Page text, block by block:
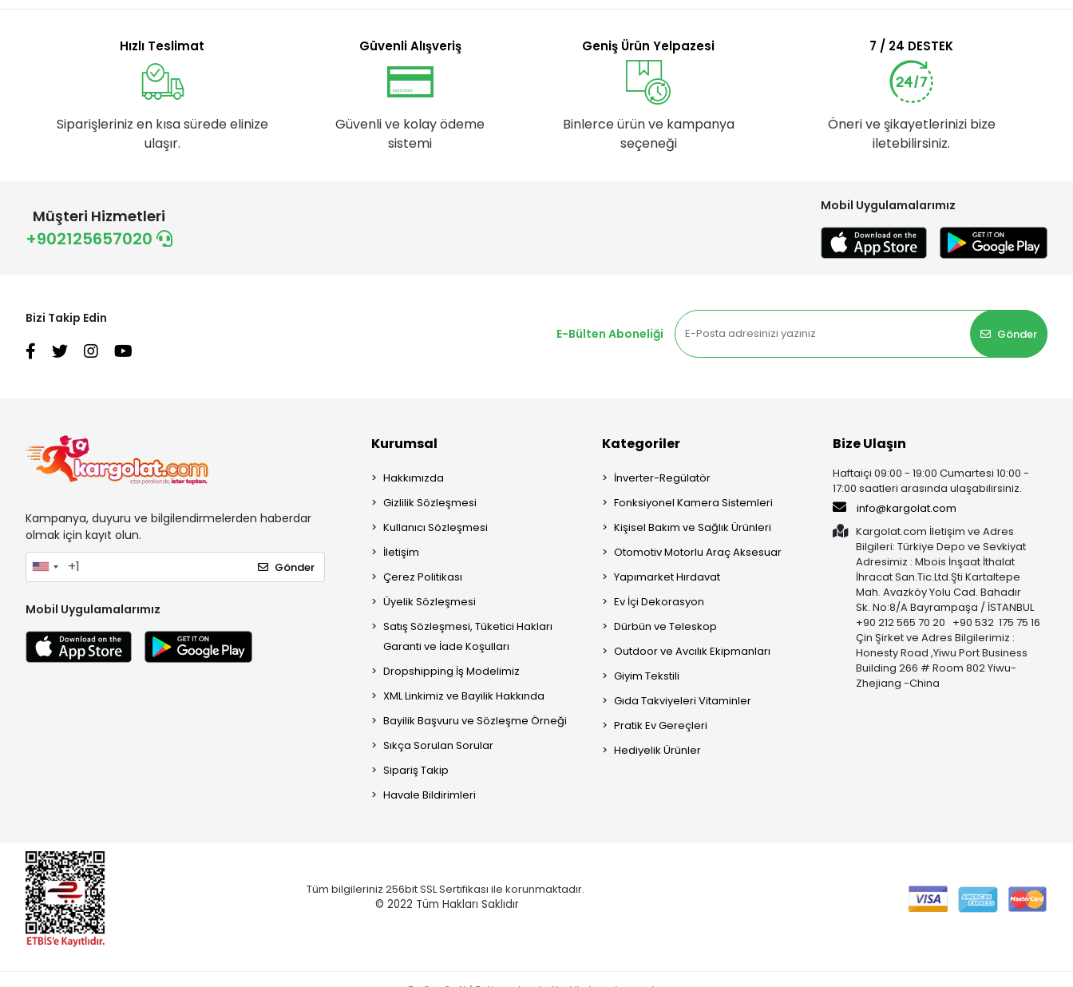
Hızlı Teslimat
Siparişleriniz en kısa sürede elinize
ulaşır.
Güvenli Alışveriş
Güvenli ve kolay ödeme
sistemi
Geniş Ürün Yelpazesi
Binlerce ürün ve kampanya
seçeneği
7 / 24 DESTEK
Öneri ve şikayetlerinizi bize
iletebilirsiniz.
Müşteri Hizmetleri
+902125657020
Mobil Uygulamalarımız
Bizi Takip Edin
E-Bülten Aboneliği
Gönder
Kampanya, duyuru ve bilgilendirmelerden haberdar
olmak için kayıt olun.
Gönder
Mobil Uygulamalarımız
Kurumsal
Hakkımızda
Gizlilik Sözleşmesi
Kullanıcı Sözleşmesi
İletişim
Çerez Politikası
Üyelik Sözleşmesi
Satış Sözleşmesi, Tüketici Hakları
Garanti ve İade Koşulları
Dropshipping İş Modelimiz
XML Linkimiz ve Bayilik Hakkında
Bayilik Başvuru ve Sözleşme Örneği
Sıkça Sorulan Sorular
Sipariş Takip
Havale Bildirimleri
Kategoriler
İnverter-Regülatör
Fonksiyonel Kamera Sistemleri
Kişisel Bakım ve Sağlık Ürünleri
Otomotiv Motorlu Araç Aksesuar
Yapımarket Hırdavat
Ev İçi Dekorasyon
Dürbün ve Teleskop
Outdoor ve Avcılık Ekipmanları
Giyim Tekstili
Gıda Takviyeleri Vitaminler
Pratik Ev Gereçleri
Hediyelik Ürünler
Bize Ulaşın
Haftaiçi 09:00 - 19:00 Cumartesi 10:00 -
17:00 saatleri arasında ulaşabilirsiniz.
info@kargolat.com
Kargolat.com İletişim ve Adres
Bilgileri: Türkiye Depo ve Sevkiyat
Adresimiz : Mbois İnşaat İthalat
İhracat San.Tic.Ltd.Şti Kartaltepe
Mah. Avazköy Yolu Cad. Bahadır
Sk. No:8/A Bayrampaşa / İSTANBUL
+90 212 565 70 20 +90 532 175 75 16
Çin Şirket ve Adres Bilgilerimiz :
Honesty Road ,Yiwu Port Business
Building 266 # Room 802 Yiwu-
Zhejiang -China
Tüm bilgileriniz 256bit SSL Sertifikası ile korunmaktadır.
© 2022 Tüm Hakları Saklıdır